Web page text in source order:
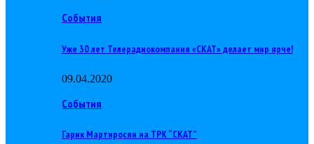
События
Уже 30 лет Телерадиокомпания «СКАТ» делает мир ярче!
09.04.2020
События
Гарик Мартиросян на ТРК “СКАТ”